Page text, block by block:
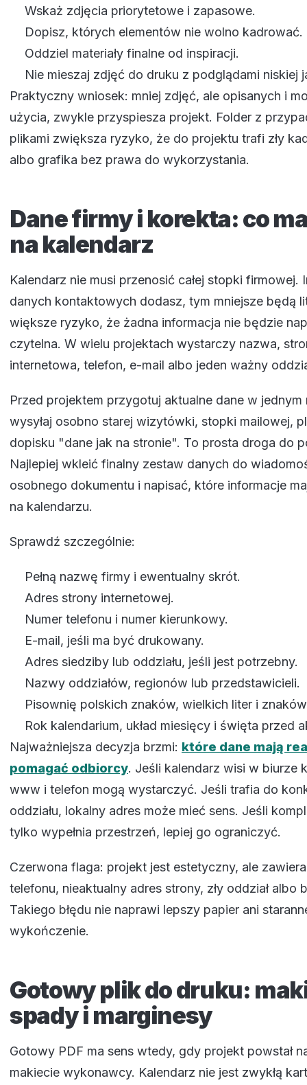
Wskaż zdjęcia priorytetowe i zapasowe.
Dopisz, których elementów nie wolno kadrować.
Oddziel materiały finalne od inspiracji.
Nie mieszaj zdjęć do druku z podglądami niskiej
Praktyczny wniosek: mniej zdjęć, ale opisanych i
użycia, zwykle przyspiesza projekt. Folder z
plikami zwiększa ryzyko, że do projektu trafi zły
albo grafika bez prawa do wykorzystania.
Dane firmy i korekta: co
na kalendarz
Kalendarz nie musi przenosić całej stopki firmowej.
danych kontaktowych dodasz, tym mniejsze będą
większe ryzyko, że żadna informacja nie będzie
czytelna. W wielu projektach wystarczy nazwa,
internetowa, telefon, e-mail albo jeden ważny
Przed projektem przygotuj aktualne dane w jednym
wysyłaj osobno starej wizytówki, stopki mailowej,
dopisku "dane jak na stronie". To prosta droga do
Najlepiej wkleić finalny zestaw danych do
osobnego dokumentu i napisać, które informacje
na kalendarzu.
Sprawdź szczególnie:
Pełną nazwę firmy i ewentualny skrót.
Adres strony internetowej.
Numer telefonu i numer kierunkowy.
E-mail, jeśli ma być drukowany.
Adres siedziby lub oddziału, jeśli jest potrzebny.
Nazwy oddziałów, regionów lub przedstawicieli.
Pisownię polskich znaków, wielkich liter i
Rok kalendarium, układ miesięcy i święta przed
Najważniejsza decyzja brzmi: które dane mają
pomagać odbiorcy. Jeśli kalendarz wisi w biurze
www i telefon mogą wystarczyć. Jeśli trafia do
oddziału, lokalny adres może mieć sens. Jeśli
tylko wypełnia przestrzeń, lepiej go ograniczyć.
Czerwona flaga: projekt jest estetyczny, ale
telefonu, nieaktualny adres strony, zły oddział albo
Takiego błędu nie naprawi lepszy papier ani
wykończenie.
Gotowy plik do druku:
spady i marginesy
Gotowy PDF ma sens wtedy, gdy projekt powstał
makiecie wykonawcy. Kalendarz nie jest zwykłą